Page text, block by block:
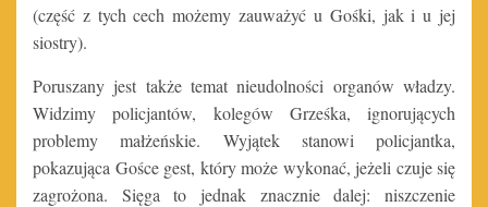
(część z tych cech możemy zauważyć u Gośki, jak i u jej
siostry).
Poruszany jest także temat nieudolności organów władzy.
Widzimy policjantów, kolegów Grześka, ignorujących
problemy małżeńskie. Wyjątek stanowi policjantka,
pokazująca Gośce gest, który może wykonać, jeżeli czuje się
zagrożona. Sięga to jednak znacznie dalej: niszczenie